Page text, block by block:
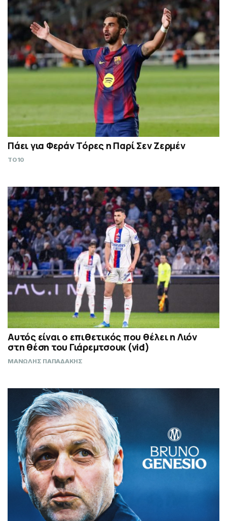
Πάει για Φεράν Τόρες η Παρί Σεν Ζερμέν
TO10
Αυτός είναι ο επιθετικός που θέλει η Λιόν
στη θέση του Γιάρεμτσουκ (vid)
ΜΑΝΩΛΗΣ ΠΑΠΑΔΑΚΗΣ